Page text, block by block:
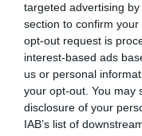
targeted advertising
section to confirm
opt-out request is
interest-based ads
us or personal
your opt-out. You may
disclosure of your
IAB’s list of